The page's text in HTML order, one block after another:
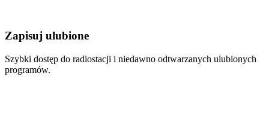
Zapisuj ulubione
Szybki dostęp do radiostacji i niedawno odtwarzanych ulubionych
programów.